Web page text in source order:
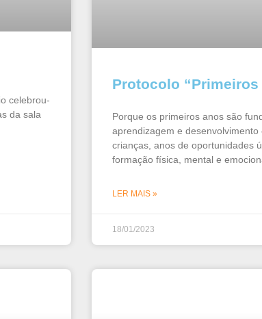
celebrou-
da sala
Protocolo “Primeiros
Porque os primeiros anos são
aprendizagem e desenvolvimento
crianças, anos de oportunidades
formação física, mental e
LER MAIS »
18/01/2023